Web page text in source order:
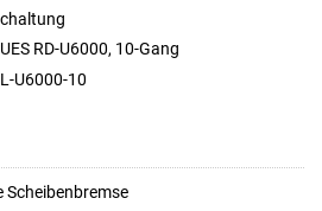
RD-U6000, 10-Gang
U6000-10
Scheibenbremse